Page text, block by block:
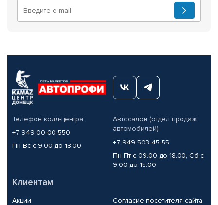
Телефон колл-центра
+7 949 00-00-550
Пн-Вс с 9.00 до 18.00
Автосалон (отдел продаж
автомобилей)
+7 949 503-45-55
Пн-Пт с 09.00 до 18.00, Сб с
9.00 до 15.00
Клиентам
Акции
Согласие посетителя сайта